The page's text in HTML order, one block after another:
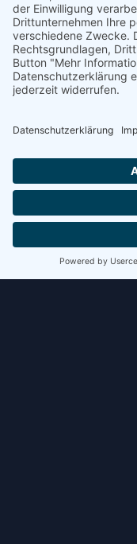
gemacht wurde?
Anti-Rutsch-Matten
kontrollieren und
Schritt kostet Zeit.
summiert sich das
8. Juli 2026